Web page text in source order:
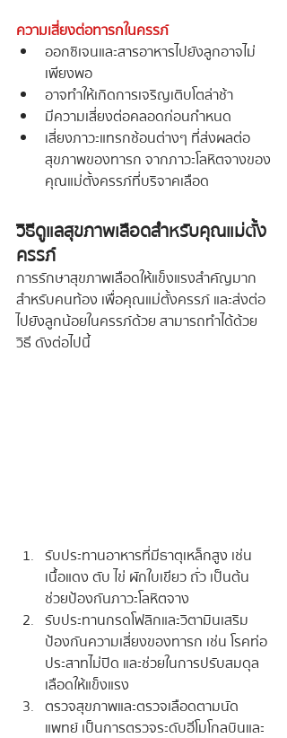
ความเสี่ยงต่อทารกในครรภ์
ออกซิเจนและสารอาหารไปยังลูกอาจไม่
เพียงพอ
อาจทำให้เกิดการเจริญเติบโตล่าช้า
มีความเสี่ยงต่อคลอดก่อนกำหนด
เสี่ยงภาวะแทรกซ้อนต่างๆ ที่ส่งผลต่อ
สุขภาพของทารก จากภาวะโลหิตจางของ
คุณแม่ตั้งครรภ์ที่บริจาคเลือด
วิธีดูแลสุขภาพเลือดสำหรับคุณแม่ตั้ง
ครรภ์
การรักษาสุขภาพเลือดให้แข็งแรงสำคัญมาก
สำหรับคนท้อง เพื่อคุณแม่ตั้งครรภ์ และส่งต่อ
ไปยังลูกน้อยในครรภ์ด้วย สามารถทำได้ด้วย
วิธี ดังต่อไปนี้
รับประทานอาหารที่มีธาตุเหล็กสูง เช่น
เนื้อแดง ตับ ไข่ ผักใบเขียว ถั่ว เป็นต้น
ช่วยป้องกันภาวะโลหิตจาง
รับประทานกรดโฟลิกและวิตามินเสริม
ป้องกันความเสี่ยงของทารก เช่น โรคท่อ
ประสาทไม่ปิด และช่วยในการปรับสมดุล
เลือดให้แข็งแรง
ตรวจสุขภาพและตรวจเลือดตามนัด
แพทย์ เป็นการตรวจระดับฮีโมโกลบินและ